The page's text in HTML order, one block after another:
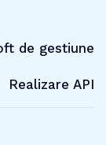
de gestiune
Realizare API